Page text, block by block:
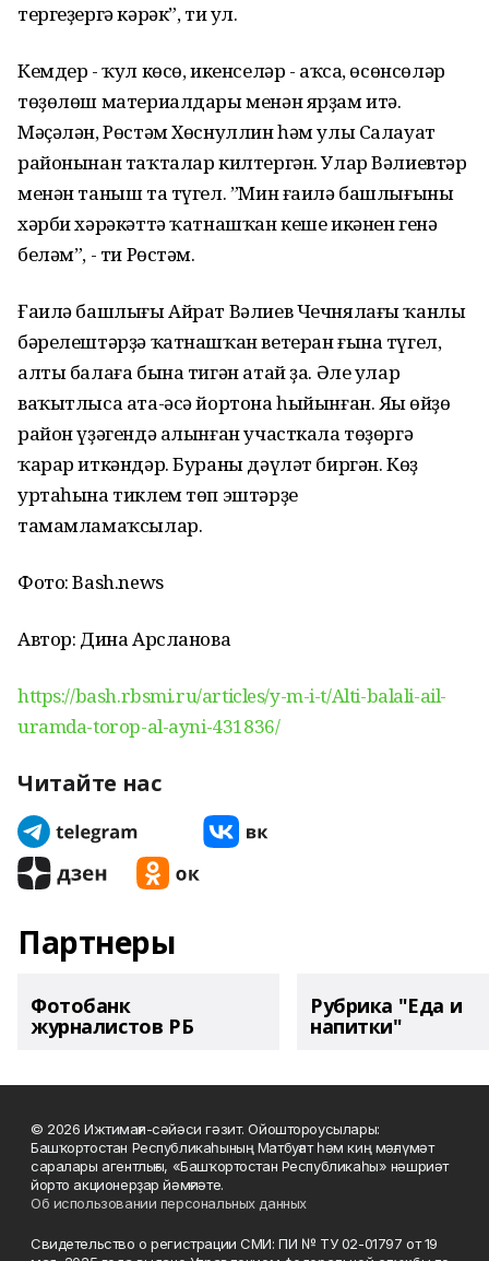
тергеҙергә кәрәк”, ти ул.
Кемдер - ҡул көсө, икенселәр - аҡса, өсөнсөләр
төҙөлөш материалдары менән ярҙам итә.
Мәҫәлән, Рөстәм Хөснуллин һәм улы Салауат
районынан таҡталар килтергән. Улар Вәлиевтәр
менән таныш та түгел. ”Мин ғаилә башлығының
хәрби хәрәкәттә ҡатнашҡан кеше икәнен генә
беләм”, - ти Рөстәм.
Ғаилә башлығы Айрат Вәлиев Чечнялағы ҡанлы
бәрелештәрҙә ҡатнашҡан ветеран ғына түгел,
алты балаға бына тигән атай ҙа. Әле улар
ваҡытлыса ата-әсә йортона һыйынған. Яңы өйҙө
район үҙәгендә алынған участкала төҙөргә
ҡарар иткәндәр. Бураны дәүләт биргән. Көҙ
уртаһына тиклем төп эштәрҙе
тамамламаҡсылар.
Фото: Bash.news
Автор: Дина Арсланова
https://bash.rbsmi.ru/articles/y-m-i-t/Alti-balali-ail-
uramda-torop-al-ayni-431836/
Читайте нас
Партнеры
Фотобанк
журналистов РБ
Рубрика "Еда и
напитки"
© 2026 Ижтимағи-сәйәси гәзит. Ойоштороусылары:
Башҡортостан Республикаһының Матбуғат һәм киң мәғлүмәт
саралары агентлығы, «Башҡортостан Республикаһы» нәшриәт
йорто акционерҙар йәмғиәте.
Об использовании персональных данных
Свидетельство о регистрации СМИ: ПИ № ТУ 02-01797 от 19